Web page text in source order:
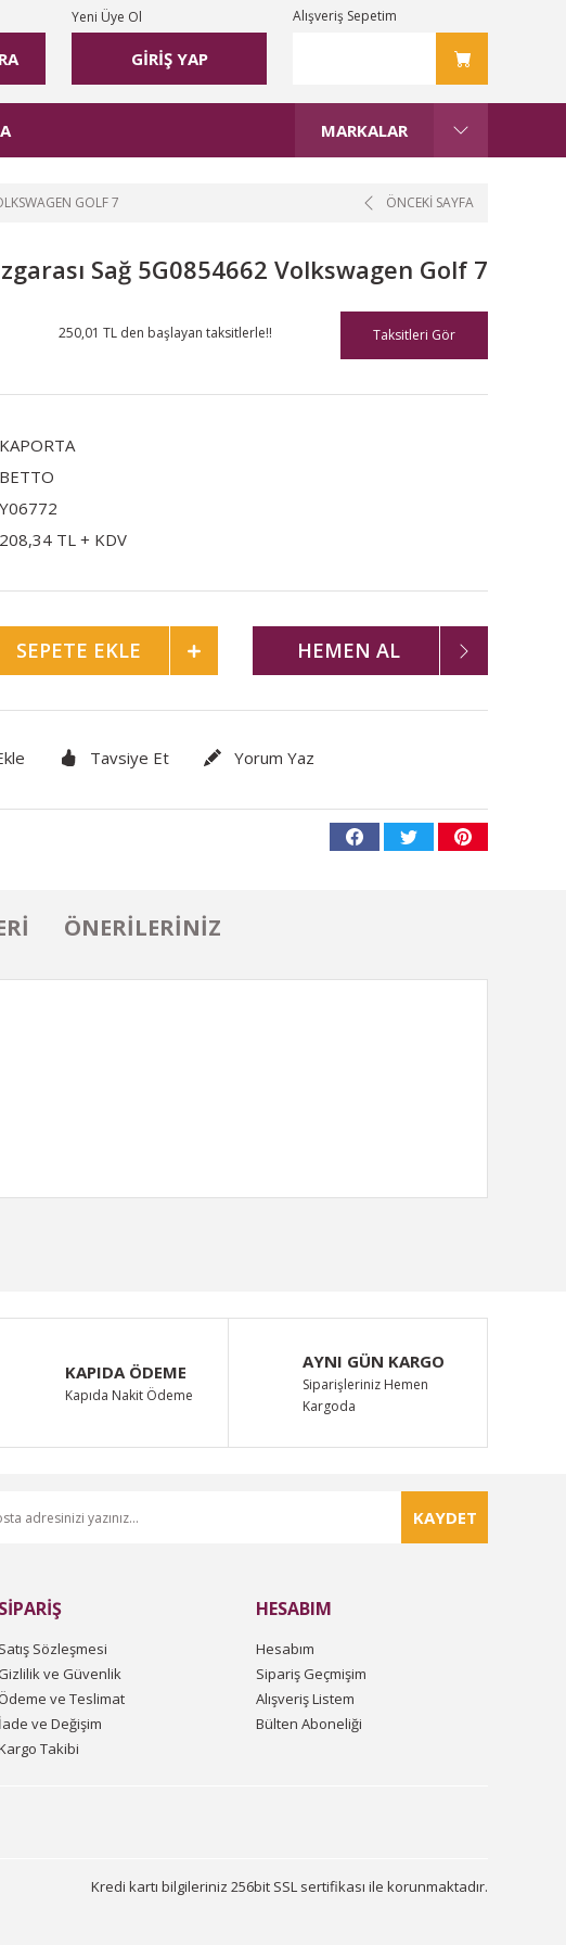
GİRİŞ YAP
Yeni Üye Ol Alışveriş Sepetim
MARKALAR
GOLF 7 ÖNCEKİ SAYFA
Sağ 5G0854662 Volkswagen Golf 7
250,01 TL den başlayan taksitlerle!! Taksitleri Gör
KAPORTA
BETTO
Y06772
208,34 TL + KDV
SEPETE EKLE HEMEN AL
Tavsiye Et Yorum Yaz
ÖNERILERINIZ
tarafımıza iletebilirsiniz.
KAPIDA ÖDEME
Kapıda Nakit Ödeme
AYNI GÜN KARGO
Siparişleriniz Hemen
Kargoda
KAYDET
SİPARİŞ
Satış Sözleşmesi
Gizlilik ve Güvenlik
Ödeme ve Teslimat
İade ve Değişim
Takibi
HESABIM
Hesabım
Sipariş Geçmişim
Alışveriş Listem
Bülten Aboneliği
Kredi kartı bilgileriniz 256bit SSL sertifikası ile korunmaktadır.